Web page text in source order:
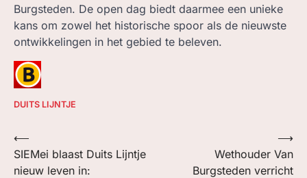
Burgsteden. De open dag biedt daarmee een unieke
kans om zowel het historische spoor als de nieuwste
ontwikkelingen in het gebied te beleven.
DUITS LIJNTJE
Bericht
navigatie
⟵
SIEMei blaast Duits Lijntje
nieuw leven in:
Wethouder Van
Burgsteden verricht
⟶